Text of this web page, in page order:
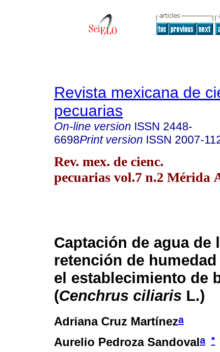
Revista mexicana de
pecuarias
On-line version ISSN 2448-
6698Print version ISSN 2007-
Rev. mex. de cienc.
pecuarias vol.7 n.2 Mérida
Captación de agua de
retención de
el establecimiento de
(Cenchrus ciliaris L.)
Adriana Cruz Martíneza
Aurelio Pedroza Sandovala *